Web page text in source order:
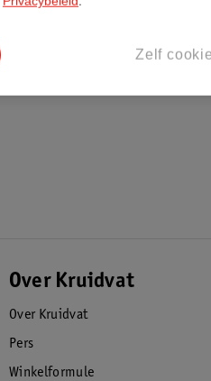
Over Kruidvat
Over Kruidvat
Pers
Winkelformule
Zelf